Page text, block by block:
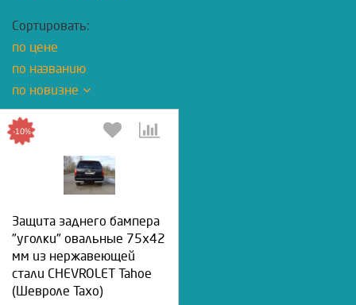
Сортировать:
по цене
по названию
по новизне
Защита заднего бампера
"уголки" овальные 75х42
мм из нержавеющей
стали CHEVROLET Tahoe
(Шевроле Тахо)
-10%